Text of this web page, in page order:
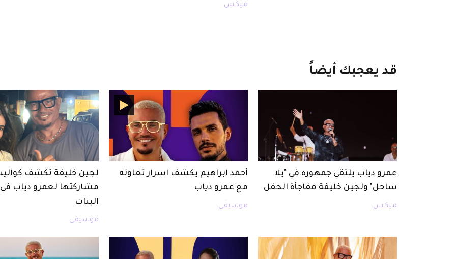
ميكس
قد يعجبك أيضاً
عمرو دياب يلتقي جمهوره في "يلا
ساحل" ولجين خليفة مفاجأة الحفل
ميكس
أحمد ابراهيم يكشف اسرار تعاونه
مع عمرو دياب
موسيقى
لجين خليفة تكشف
مشاركتها لعمرو دياب في
البنات
موسيقى